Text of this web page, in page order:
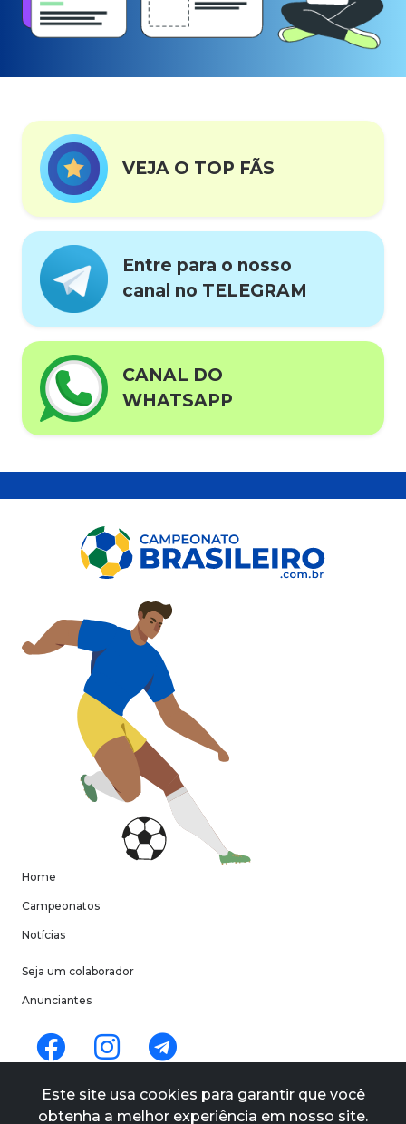
VEJA O TOP FÃS
Entre para o nosso
canal no TELEGRAM
CANAL DO
WHATSAPP
Home
Campeonatos
Notícias
Seja um colaborador
Anunciantes
Políticas de privacidade
Este site usa cookies para garantir que você
obtenha a melhor experiência em nosso site.